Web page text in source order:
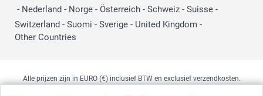
- Nederland - Norge - Österreich - Schweiz - Suisse -
Switzerland - Suomi - Sverige - United Kingdom -
Other Countries
Alle prijzen zijn in EURO (€) inclusief BTW en exclusief verzendkosten.